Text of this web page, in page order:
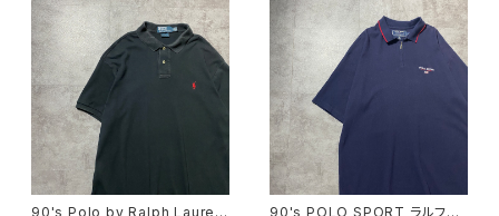
90's Polo by Ralph Lauren
90's POLO SPORT ラルフロ